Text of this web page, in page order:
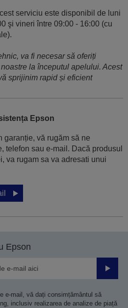
serviciu este disponibil de luni
şi vineri între 09:00 - 16:00 (cu
va fi necesar să oferiți
la începutul apelului. Acest
sprijinim rapid și eficient
Epson
garanție, vă rugăm să ne
telefon sau e-mail. Dacă produsul
va rugam sa va adresati unui
Epson
e-mail, vă dați consimțământul să
inclusiv realizarea de analize de piață